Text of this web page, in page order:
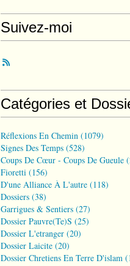
Suivez-moi
Catégories et
Réflexions En Chemin (1079)
Signes Des Temps (528)
Coups De Cœur - Coups De Gueule
Fioretti (156)
D'une Alliance À L'autre (118)
Dossiers (38)
Garrigues & Sentiers (27)
Dossier Pauvre(te)s (25)
Dossier L'etranger (20)
Dossier Laicite (20)
Dossier Chretiens En Terre D'islam